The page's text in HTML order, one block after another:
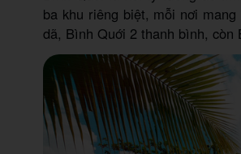
ba khu riêng biệt, mỗi nơi
dã, Bình Quới 2 thanh bình, còn